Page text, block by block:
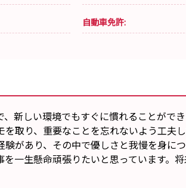
自動車免許:
新しい環境でもすぐに慣れることがで
を取り、重要なことを忘れないよう工夫
験があり、その中で優しさと我慢を身
一生懸命頑張りたいと思っています。